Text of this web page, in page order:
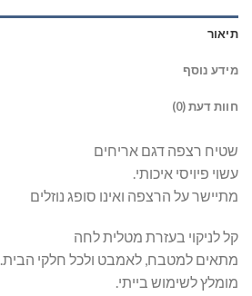
תיאור
מידע נוסף
חוות דעת (0)
שטיח רצפה דגם אריחים
עשוי פיויסי איכותי.
מתיישר על הרצפה ואינו סופג נוזלים
קל לניקוי בעזרת מטלית לחה
מתאים למטבח, לאמבט ולכל חלקי הבית.
מומלץ לשימוש בייתי.